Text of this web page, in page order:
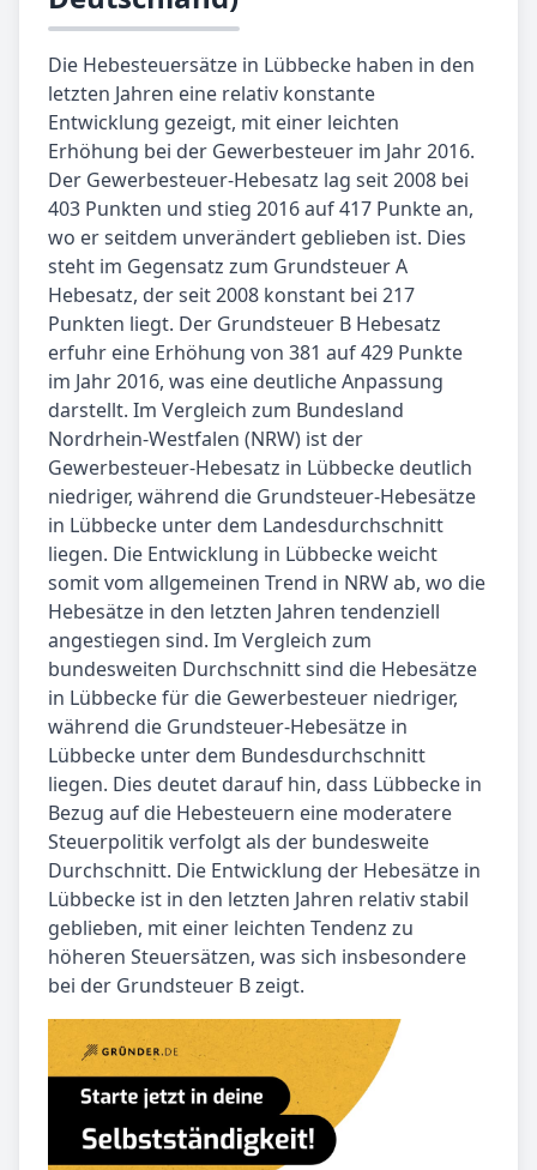
Die Hebesteuersätze in Lübbecke haben in den
letzten Jahren eine relativ konstante
Entwicklung gezeigt, mit einer leichten
Erhöhung bei der Gewerbesteuer im Jahr 2016.
Der Gewerbesteuer-Hebesatz lag seit 2008 bei
403 Punkten und stieg 2016 auf 417 Punkte an,
wo er seitdem unverändert geblieben ist. Dies
steht im Gegensatz zum Grundsteuer A
Hebesatz, der seit 2008 konstant bei 217
Punkten liegt. Der Grundsteuer B Hebesatz
erfuhr eine Erhöhung von 381 auf 429 Punkte
im Jahr 2016, was eine deutliche Anpassung
darstellt. Im Vergleich zum Bundesland
Nordrhein-Westfalen (NRW) ist der
Gewerbesteuer-Hebesatz in Lübbecke deutlich
niedriger, während die Grundsteuer-Hebesätze
in Lübbecke unter dem Landesdurchschnitt
liegen. Die Entwicklung in Lübbecke weicht
somit vom allgemeinen Trend in NRW ab, wo die
Hebesätze in den letzten Jahren tendenziell
angestiegen sind. Im Vergleich zum
bundesweiten Durchschnitt sind die Hebesätze
in Lübbecke für die Gewerbesteuer niedriger,
während die Grundsteuer-Hebesätze in
Lübbecke unter dem Bundesdurchschnitt
liegen. Dies deutet darauf hin, dass Lübbecke in
Bezug auf die Hebesteuern eine moderatere
Steuerpolitik verfolgt als der bundesweite
Durchschnitt. Die Entwicklung der Hebesätze in
Lübbecke ist in den letzten Jahren relativ stabil
geblieben, mit einer leichten Tendenz zu
höheren Steuersätzen, was sich insbesondere
bei der Grundsteuer B zeigt.